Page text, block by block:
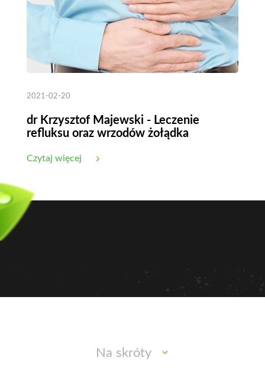
2021-02-20
dr Krzysztof Majewski - Leczenie
refluksu oraz wrzodów żołądka
Czytaj więcej
Na skróty